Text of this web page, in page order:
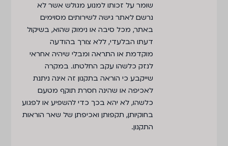
שומר על זכותו למנוע מגולש אשר לא
נרשם לאתר גישה לשירותים מסוימים
באתר, מכל סיבה או נימוק שהוא, בשיקול
דעתו הבלעדי, ללא צורך בהודעה
מוקדמת או התראה ומבלי שיהיה אחראי
לנזק כלשהו עקב החלטתו. במקרה
שייקבע כי הוראה בתקנון זה אינה ניתנת
לאכיפה או שהינה חסרת תוקף מטעם
כלשהו, לא יהא בכך כדי להשפיע או לפגוע
בחוקיותן, תקפותן ואכיפתן של שאר הוראות
התקנון.